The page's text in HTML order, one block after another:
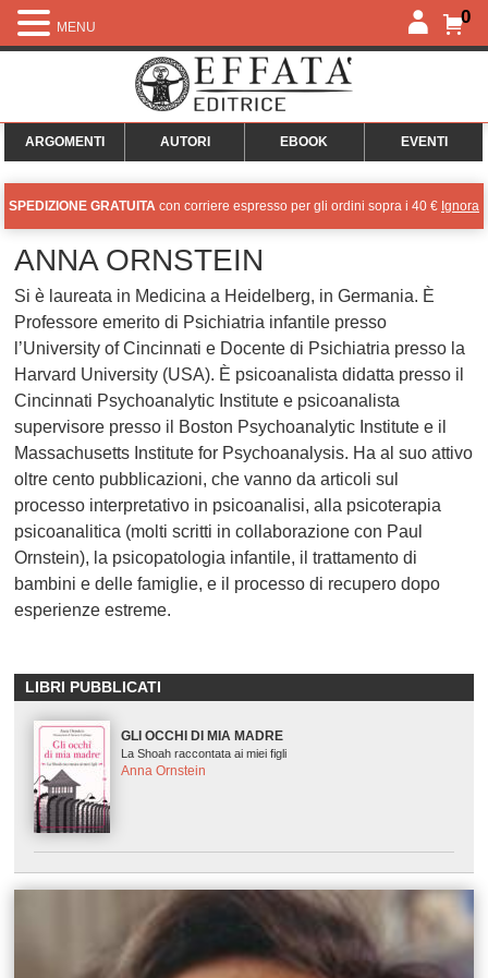
0
ARGOMENTI AUTORI EBOOK EVENTI
SPEDIZIONE GRATUITA con corriere espresso per gli ordini sopra i 40 € Ignora
ANNA ORNSTEIN
Si è laureata in Medicina a Heidelberg, in Germania. È
Professore emerito di Psichiatria infantile presso
l’University of Cincinnati e Docente di Psichiatria presso la
Harvard University (USA). È psicoanalista didatta presso il
Cincinnati Psychoanalytic Institute e psicoanalista
supervisore presso il Boston Psychoanalytic Institute e il
Massachusetts Institute for Psychoanalysis. Ha al suo attivo
oltre cento pubblicazioni, che vanno da articoli sul
processo interpretativo in psicoanalisi, alla psicoterapia
psicoanalitica (molti scritti in collaborazione con Paul
Ornstein), la psicopatologia infantile, il trattamento di
bambini e delle famiglie, e il processo di recupero dopo
esperienze estreme.
LIBRI PUBBLICATI
GLI OCCHI DI MIA MADRE
La Shoah raccontata ai miei figli
Anna Ornstein
MENU